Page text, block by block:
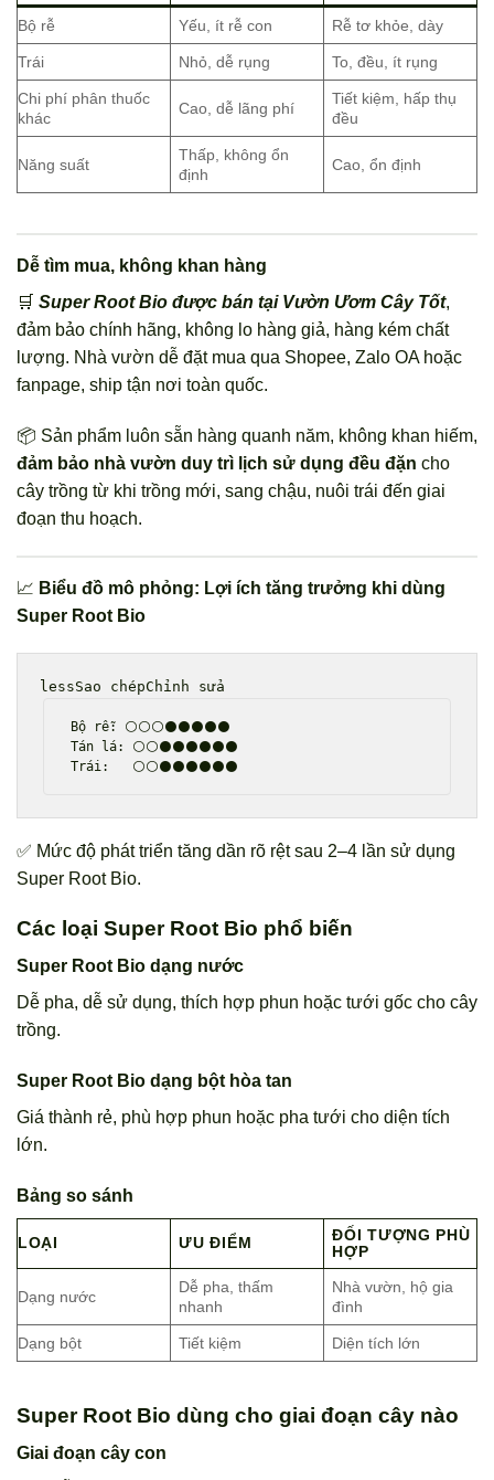
Bộ rễ Yếu, ít rễ con Rễ tơ khỏe, dày
Trái Nhỏ, dễ rụng To, đều, ít rụng
Chi phí phân thuốc
khác
Cao, dễ lãng phí
Tiết kiệm, hấp thụ
đều
Năng suất
Thấp, không ổn
định
Cao, ổn định
Dễ tìm mua, không khan hàng
🛒 Super Root Bio được bán tại Vườn Ươm Cây Tốt,
đảm bảo chính hãng, không lo hàng giả, hàng kém chất
lượng. Nhà vườn dễ đặt mua qua Shopee, Zalo OA hoặc
fanpage, ship tận nơi toàn quốc.
📦 Sản phẩm luôn sẵn hàng quanh năm, không khan hiếm,
đảm bảo nhà vườn duy trì lịch sử dụng đều đặn cho
cây trồng từ khi trồng mới, sang chậu, nuôi trái đến giai
đoạn thu hoạch.
📈 Biểu đồ mô phỏng: Lợi ích tăng trưởng khi dùng
Super Root Bio
lessSao chépChỉnh sửa
Bộ rễ: ⚪⚪⚪⚫⚫⚫⚫⚫
Tán lá: ⚪⚪⚫⚫⚫⚫⚫⚫
✅ Mức độ phát triển tăng dần rõ rệt sau 2–4 lần sử dụng
Super Root Bio.
Các loại Super Root Bio phổ biến
Super Root Bio dạng nước
Dễ pha, dễ sử dụng, thích hợp phun hoặc tưới gốc cho cây
trồng.
Super Root Bio dạng bột hòa tan
Giá thành rẻ, phù hợp phun hoặc pha tưới cho diện tích
lớn.
Bảng so sánh
LOẠI ƯU ĐIỂM
ĐỐI TƯỢNG PHÙ
HỢP
Dạng nước
Dễ pha, thấm
nhanh
Nhà vườn, hộ gia
đình
Dạng bột Tiết kiệm Diện tích lớn
Super Root Bio dùng cho giai đoạn cây nào
Giai đoạn cây con